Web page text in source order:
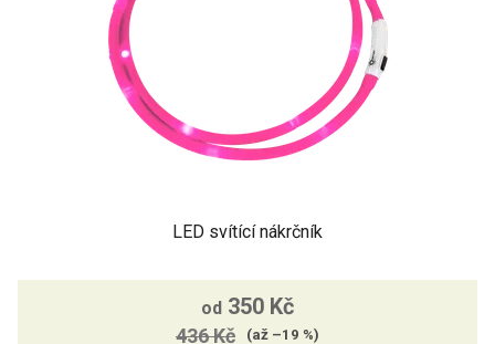
LED svítící nákrčník
od 350 Kč
436 Kč (až –19 %)